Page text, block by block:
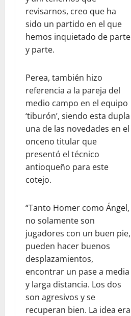
revisarnos, creo que ha
sido un partido en el que
hemos inquietado de parte
y parte.
Perea, también hizo
referencia a la pareja del
medio campo en el equipo
‘tiburón’, siendo esta dupla
una de las novedades en el
onceno titular que
presentó el técnico
antioqueño para este
cotejo.
“Tanto Homer como Ángel,
no solamente son
jugadores con un buen pie,
pueden hacer buenos
desplazamientos,
encontrar un pase a media
y larga distancia. Los dos
son agresivos y se
recuperan bien. La idea era